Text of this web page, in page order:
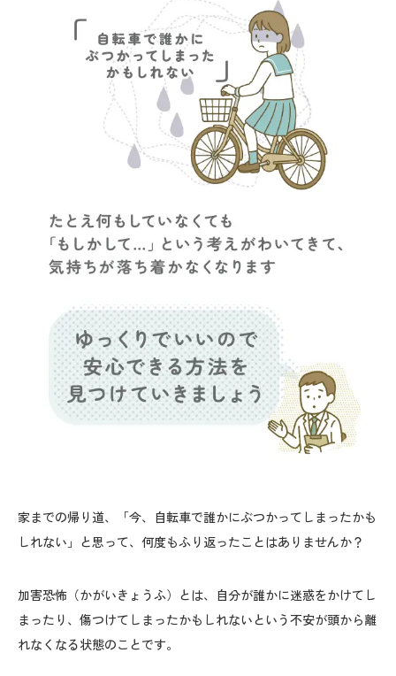
家までの帰り道、「今、自転車で誰かにぶつかってしまったかも
しれない」と思って、何度もふり返ったことはありませんか？
加害恐怖（かがいきょうふ）とは、自分が誰かに迷惑をかけてし
まったり、傷つけてしまったかもしれないという不安が頭から離
れなくなる状態のことです。